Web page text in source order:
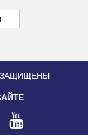
ЗАЩИЩЕНЫ